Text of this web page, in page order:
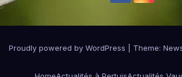
Proudly powered by WordPress Theme: